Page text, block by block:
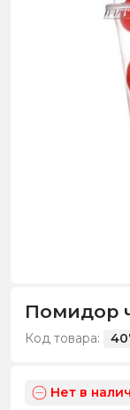
Помидор
Код товара:
Нет в